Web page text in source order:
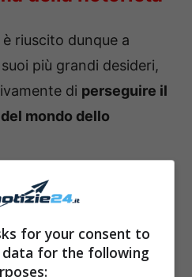
è riuscito dunque a
più grandi desideri,
di perseguire il
mondo dello
for your consent to
data for the following